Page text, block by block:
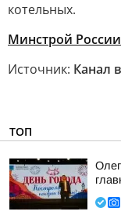
котельных.
Минстрой
Источник: Канал
ТОП